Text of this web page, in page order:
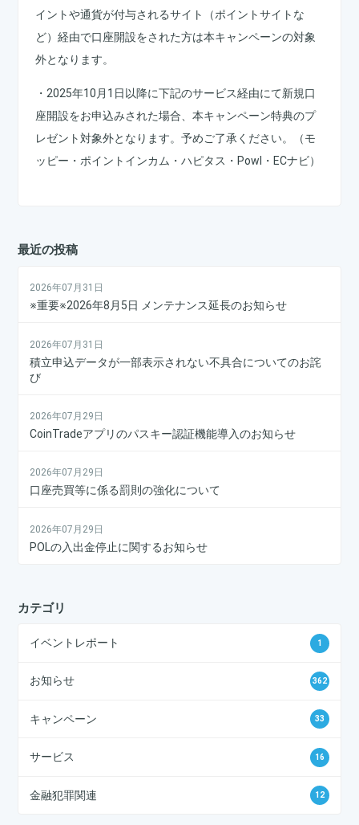
イントや通貨が付与されるサイト（ポイントサイトな
ど）経由で口座開設をされた方は本キャンペーンの対象
外となります。
・2025年10月1日以降に下記のサービス経由にて新規口
座開設をお申込みされた場合、本キャンペーン特典のプ
レゼント対象外となります。予めご了承ください。（モ
ッピー・ポイントインカム・ハピタス・Powl・ECナビ）
最近の投稿
2026年07月31日
※重要※2026年8月5日 メンテナンス延長のお知らせ
2026年07月31日
積立申込データが一部表示されない不具合についてのお詫
び
2026年07月29日
CoinTradeアプリのパスキー認証機能導入のお知らせ
2026年07月29日
口座売買等に係る罰則の強化について
2026年07月29日
POLの入出金停止に関するお知らせ
カテゴリ
イベントレポート 1
お知らせ 362
キャンペーン 33
サービス 16
金融犯罪関連 12